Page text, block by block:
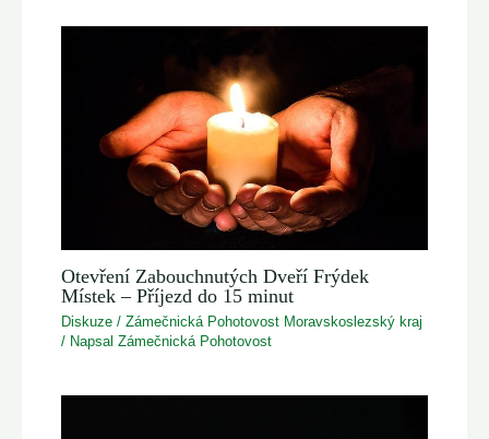
Otevření Zabouchnutých Dveří Frýdek
Místek – Příjezd do 15 minut
Diskuze /Zámečnická Pohotovost Moravskoslezský kraj
/ NapsalZámečnická Pohotovost